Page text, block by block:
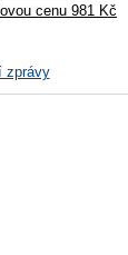
cenu 981 Kč
zprávy